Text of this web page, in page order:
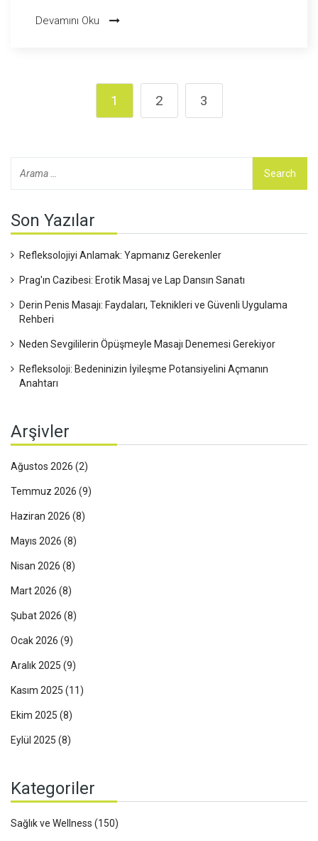
ve daha fazla fayda görmek için nelere dikkat edilmesi
destekleyen bir bakım yöntemi olarak değerlendirecek.
Devamını Oku
1 2 3
Son Yazılar
Refleksolojiyi Anlamak: Yapmanız Gerekenler
Prag'ın Cazibesi: Erotik Masaj ve Lap Dansın Sanatı
Derin Penis Masajı: Faydaları, Teknikleri ve Güvenli Uygulama
Rehberi
Neden Sevgililerin Öpüşmeyle Masajı Denemesi Gerekiyor
Refleksoloji: Bedeninizin İyileşme Potansiyelini Açmanın
Anahtarı
Arşivler
Ağustos 2026 (2)
Temmuz 2026 (9)
Haziran 2026 (8)
Mayıs 2026 (8)
Nisan 2026 (8)
Mart 2026 (8)
Şubat 2026 (8)
Ocak 2026 (9)
Aralık 2025 (9)
Kasım 2025 (11)
Ekim 2025 (8)
Eylül 2025 (8)
Kategoriler
Sağlık ve Wellness (150)